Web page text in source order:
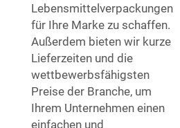
Lebensmittelverpackungen
für Ihre Marke zu schaffen.
Außerdem bieten wir kurze
Lieferzeiten und die
wettbewerbsfähigsten
Preise der Branche, um
Ihrem Unternehmen einen
einfachen und